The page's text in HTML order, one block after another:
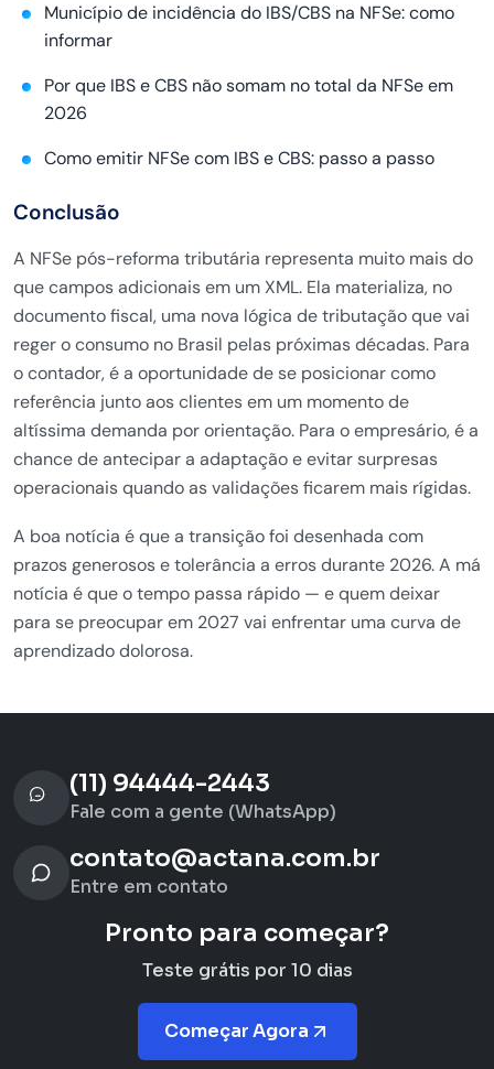
Município de incidência do IBS/CBS na NFSe: como
informar
Por que IBS e CBS não somam no total da NFSe em
2026
Como emitir NFSe com IBS e CBS: passo a passo
Conclusão
A NFSe pós-reforma tributária representa muito mais do
que campos adicionais em um XML. Ela materializa, no
documento fiscal, uma nova lógica de tributação que vai
reger o consumo no Brasil pelas próximas décadas. Para
o contador, é a oportunidade de se posicionar como
referência junto aos clientes em um momento de
altíssima demanda por orientação. Para o empresário, é a
chance de antecipar a adaptação e evitar surpresas
operacionais quando as validações ficarem mais rígidas.
A boa notícia é que a transição foi desenhada com
prazos generosos e tolerância a erros durante 2026. A má
notícia é que o tempo passa rápido — e quem deixar
para se preocupar em 2027 vai enfrentar uma curva de
aprendizado dolorosa.
(11) 94444-2443
Fale com a gente (WhatsApp)
contato@actana.com.br
Entre em contato
Pronto para começar?
Teste grátis por 10 dias
Começar Agora